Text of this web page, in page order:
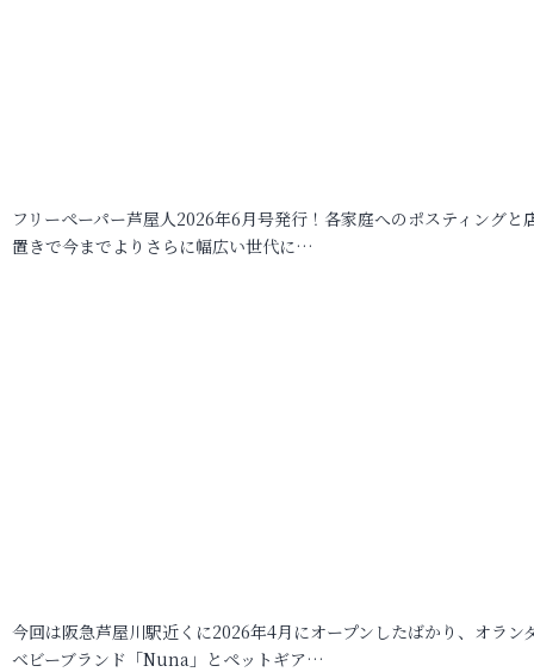
フリーペーパー芦屋人2026年6月号発行！各家庭へのポスティングと
置きで今までよりさらに幅広い世代に…
今回は阪急芦屋川駅近くに2026年4月にオープンしたばかり、オラン
ベビーブランド「Nuna」とペットギア…